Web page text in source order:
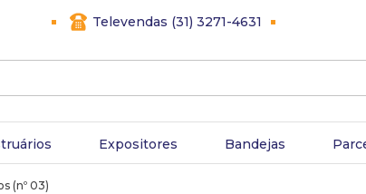
Televendas (31) 3271-4631
Expositores Bandejas
(nº 03)